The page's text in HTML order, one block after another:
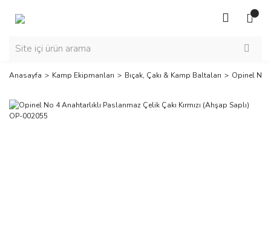
Anasayfa Kamp Ekipmanları Bıçak, Çakı & Kamp Baltaları Opinel No